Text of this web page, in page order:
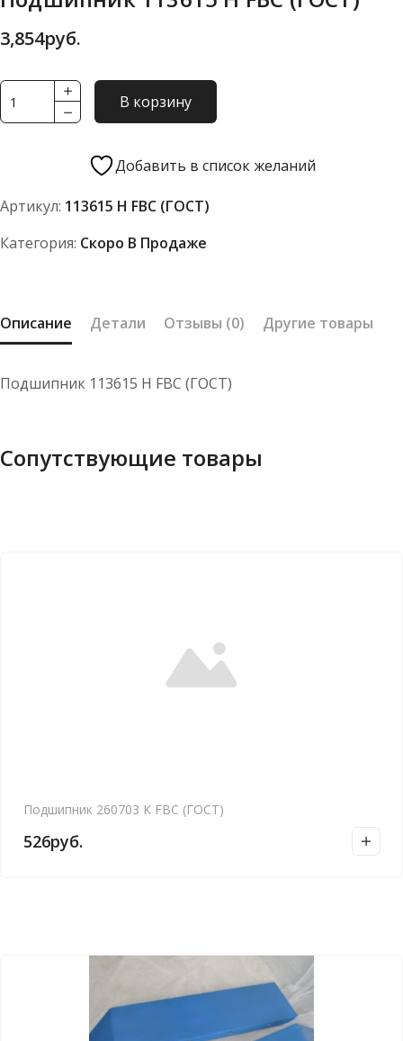
3,854руб.
Количество
товара
FBC
В корзину
Добавить в список желаний
Артикул: 113615 Н FBC (ГОСТ)
Категория: Скоро В Продаже
Описание Детали Отзывы (0) Другие товары
Подшипник 113615 Н FBC (ГОСТ)
Сопутствующие товары
Подшипник 260703 К FBC (ГОСТ)
526руб.